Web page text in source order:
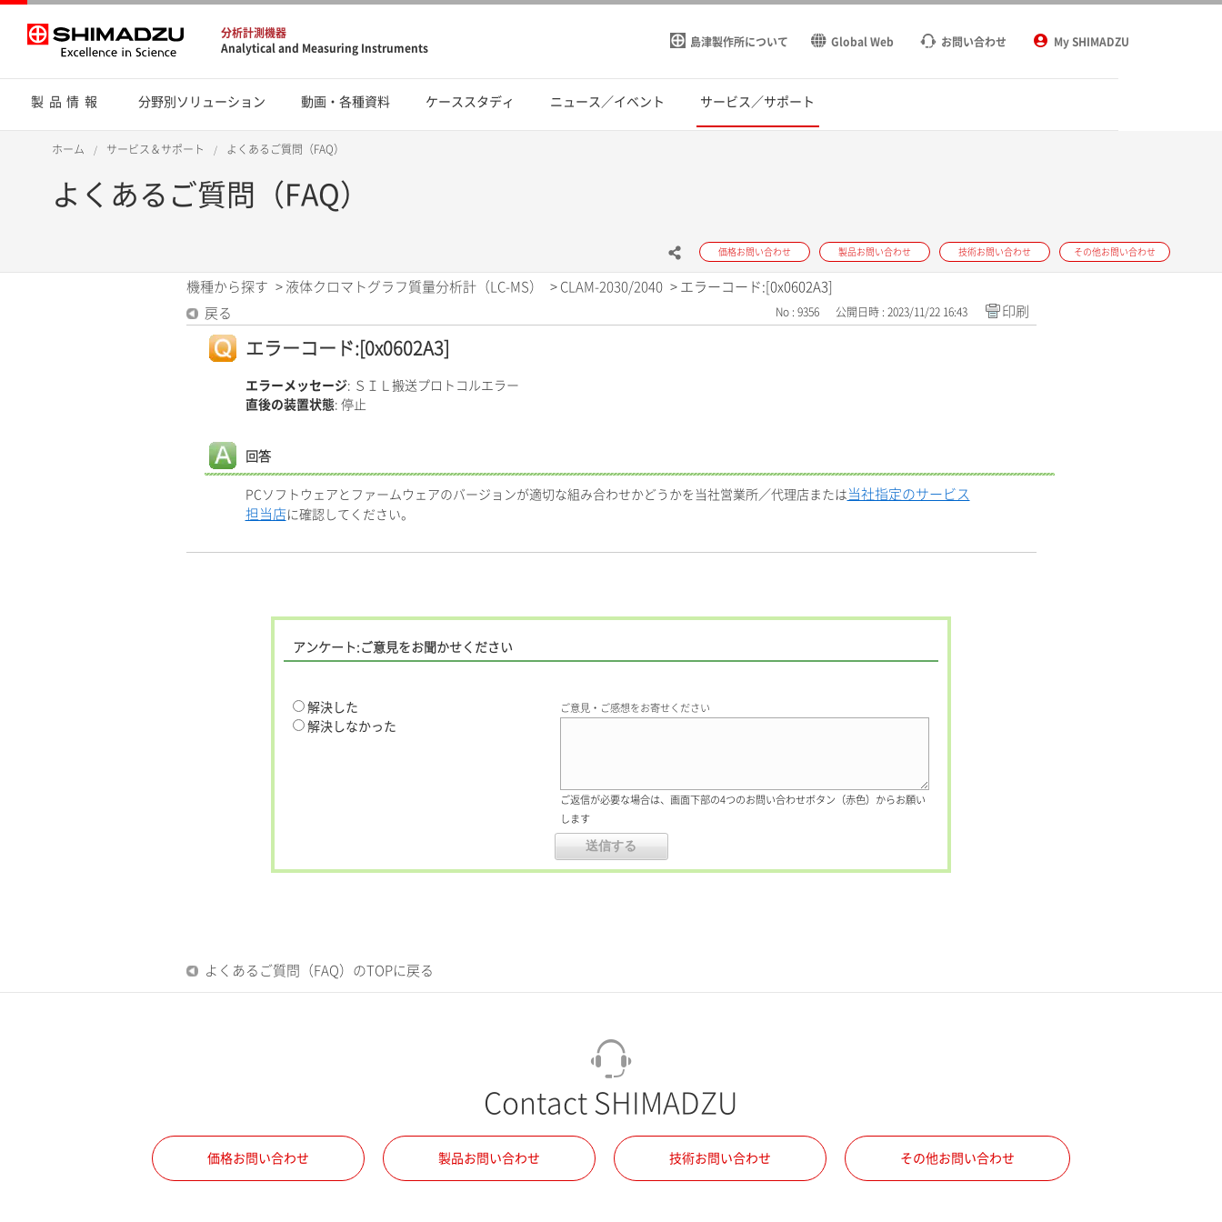
分析計測機器
Analytical and Measuring Instruments
島津製作所について Global Web お問い合わせ My SHIMADZU
製品情報 分野別ソリューション 動画・各種資料 ケーススタディ ニュース／イベント サービス／サポート
ホーム サービス＆サポート よくあるご質問（FAQ）
よくあるご質問（FAQ）
価格お問い合わせ 製品お問い合わせ 技術お問い合わせ その他お問い合わせ
機種から探す > 液体クロマトグラフ質量分析計（LC-MS） > CLAM-2030/2040 > エラーコード:[0x0602A3]
戻る
No : 9356 公開日時 : 2023/11/22 16:43 印刷
エラーコード:[0x0602A3]
エラーメッセージ: ＳＩＬ搬送プロトコルエラー
直後の装置状態: 停止
回答
PCソフトウェアとファームウェアのバージョンが適切な組み合わせかどうかを当社営業所／代理店または 当社指定のサービス
担当店に確認してください。
アンケート:ご意見をお聞かせください
解決した
解決しなかった
ご意見・ご感想をお寄せください
ご返信が必要な場合は、画面下部の4つのお問い合わせボタン（赤色）からお願い
します
よくあるご質問（FAQ）のTOPに戻る
Contact SHIMADZU
価格お問い合わせ 製品お問い合わせ 技術お問い合わせ その他お問い合わせ